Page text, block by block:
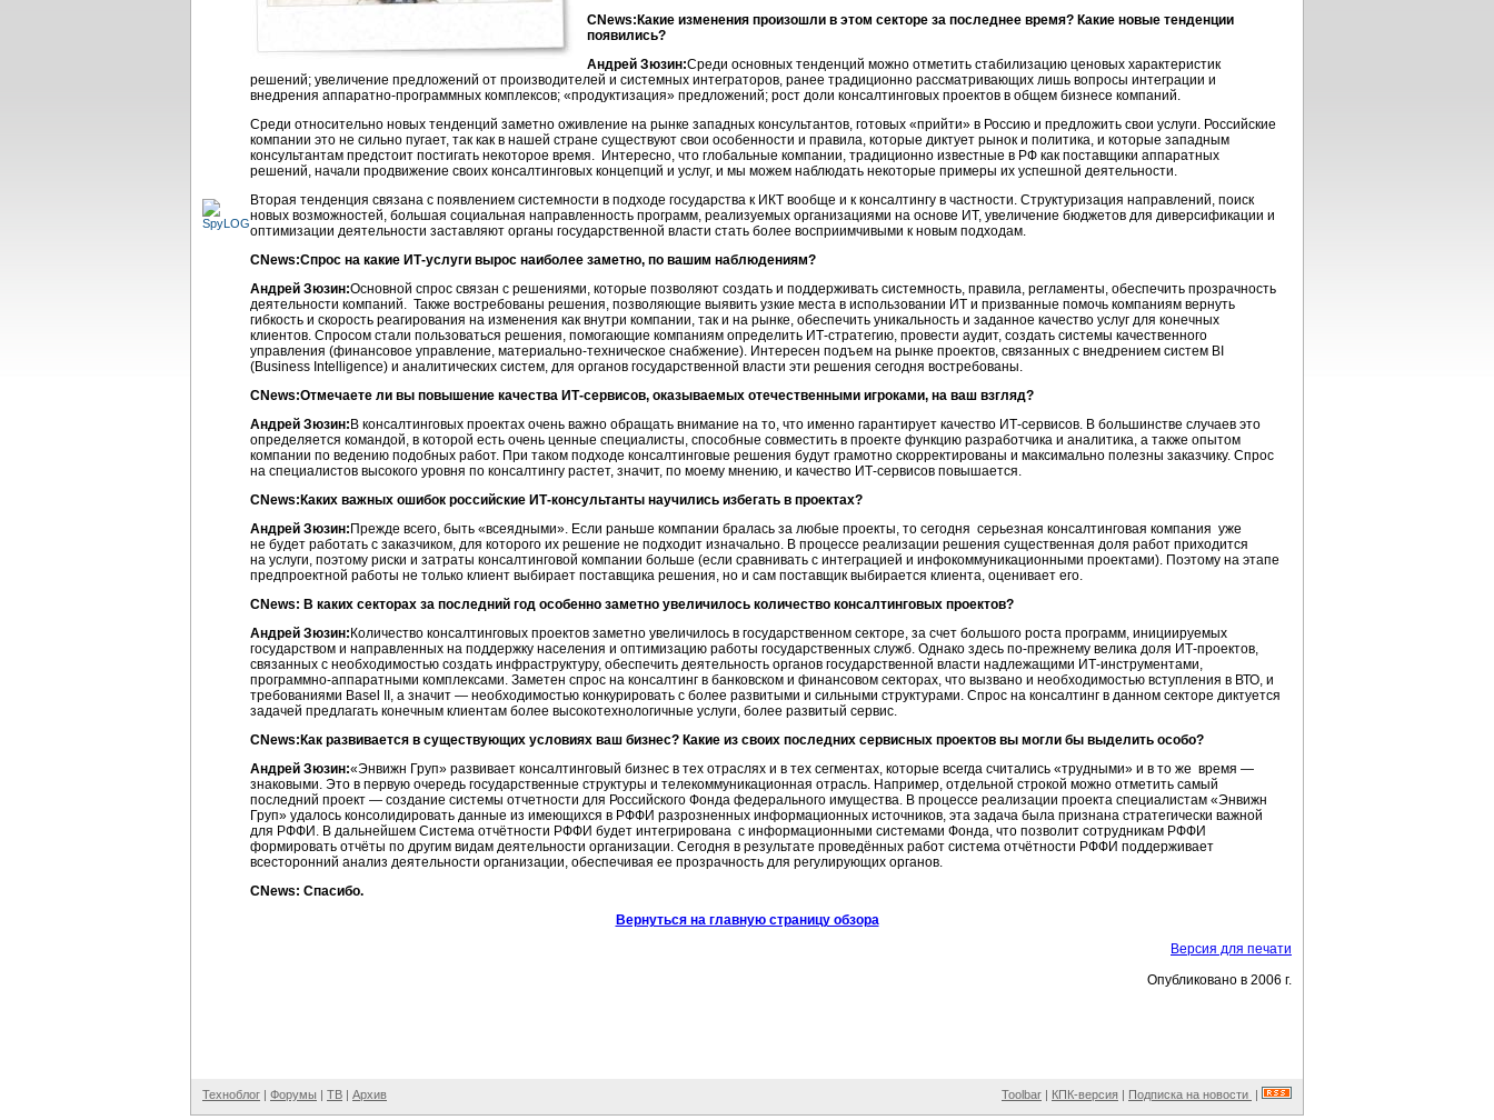
CNews:Какие изменения произошли в этом секторе за последнее время? Какие новые тенденции
появились?
Андрей Зюзин:Среди основных тенденций можно отметить стабилизацию ценовых характеристик
решений; увеличение предложений от производителей и системных интеграторов, ранее традиционно рассматривающих лишь вопросы интеграции и
внедрения аппаратно-программных комплексов; «продуктизация» предложений; рост доли консалтинговых проектов в общем бизнесе компаний.
Среди относительно новых тенденций заметно оживление на рынке западных консультантов, готовых «прийти» в Россию и предложить свои услуги. Российские
компании это не сильно пугает, так как в нашей стране существуют свои особенности и правила, которые диктует рынок и политика, и которые западным
консультантам предстоит постигать некоторое время. Интересно, что глобальные компании, традиционно известные в РФ как поставщики аппаратных
решений, начали продвижение своих консалтинговых концепций и услуг, и мы можем наблюдать некоторые примеры их успешной деятельности.
Вторая тенденция связана с появлением системности в подходе государства к ИКТ вообще и к консалтингу в частности. Структуризация направлений, поиск
новых возможностей, большая социальная направленность программ, реализуемых организациями на основе ИТ, увеличение бюджетов для диверсификации и
оптимизации деятельности заставляют органы государственной власти стать более восприимчивыми к новым подходам.
CNews:Спрос на какие ИТ-услуги вырос наиболее заметно, по вашим наблюдениям?
Андрей Зюзин:Основной спрос связан с решениями, которые позволяют создать и поддерживать системность, правила, регламенты, обеспечить прозрачность
деятельности компаний. Также востребованы решения, позволяющие выявить узкие места в использовании ИТ и призванные помочь компаниям вернуть
гибкость и скорость реагирования на изменения как внутри компании, так и на рынке, обеспечить уникальность и заданное качество услуг для конечных
клиентов. Спросом стали пользоваться решения, помогающие компаниям определить ИТ-стратегию, провести аудит, создать системы качественного
управления (финансовое управление, материально-техническое снабжение). Интересен подъем на рынке проектов, связанных с внедрением систем BI
(Business Intelligence) и аналитических систем, для органов государственной власти эти решения сегодня востребованы.
CNews:Отмечаете ли вы повышение качества ИТ-сервисов, оказываемых отечественными игроками, на ваш взгляд?
Андрей Зюзин: В консалтинговых проектах очень важно обращать внимание на то, что именно гарантирует качество ИТ-сервисов. В большинстве случаев это
определяется командой, в которой есть очень ценные специалисты, способные совместить в проекте функцию разработчика и аналитика, а также опытом
компании по ведению подобных работ. При таком подходе консалтинговые решения будут грамотно скорректированы и максимально полезны заказчику. Спрос
на специалистов высокого уровня по консалтингу растет, значит, по моему мнению, и качество ИТ-сервисов повышается.
CNews:Каких важных ошибок российские ИТ-консультанты научились избегать в проектах?
Андрей Зюзин: Прежде всего, быть «всеядными». Если раньше компании бралась за любые проекты, то сегодня серьезная консалтинговая компания уже
не будет работать с заказчиком, для которого их решение не подходит изначально. В процессе реализации решения существенная доля работ приходится
на услуги, поэтому риски и затраты консалтинговой компании больше (если сравнивать с интеграцией и инфокоммуникационными проектами). Поэтому на этапе
предпроектной работы не только клиент выбирает поставщика решения, но и сам поставщик выбирается клиента, оценивает его.
CNews: В каких секторах за последний год особенно заметно увеличилось количество консалтинговых проектов?
Андрей Зюзин: Количество консалтинговых проектов заметно увеличилось в государственном секторе, за счет большого роста программ, инициируемых
государством и направленных на поддержку населения и оптимизацию работы государственных служб. Однако здесь по-прежнему велика доля ИТ-проектов,
связанных с необходимостью создать инфраструктуру, обеспечить деятельность органов государственной власти надлежащими ИТ-инструментами,
программно-аппаратными комплексами. Заметен спрос на консалтинг в банковском и финансовом секторах, что вызвано и необходимостью вступления в ВТО, и
требованиями Basel II, а значит — необходимостью конкурировать с более развитыми и сильными структурами. Спрос на консалтинг в данном секторе диктуется
задачей предлагать конечным клиентам более высокотехнологичные услуги, более развитый сервис.
CNews:Как развивается в существующих условиях ваш бизнес? Какие из своих последних сервисных проектов вы могли бы выделить особо?
Андрей Зюзин:«Энвижн Груп» развивает консалтинговый бизнес в тех отраслях и в тех сегментах, которые всегда считались «трудными» и в то же время —
знаковыми. Это в первую очередь государственные структуры и телекоммуникационная отрасль. Например, отдельной строкой можно отметить самый
последний проект — создание системы отчетности для Российского Фонда федерального имущества. В процессе реализации проекта специалистам «Энвижн
Груп» удалось консолидировать данные из имеющихся в РФФИ разрозненных информационных источников, эта задача была признана стратегически важной
для РФФИ. В дальнейшем Система отчётности РФФИ будет интегрирована с информационными системами Фонда, что позволит сотрудникам РФФИ
формировать отчёты по другим видам деятельности организации. Сегодня в результате проведённых работ система отчётности РФФИ поддерживает
всесторонний анализ деятельности организации, обеспечивая ее прозрачность для регулирующих органов.
CNews: Спасибо.
Вернуться на главную страницу обзора
Версия для печати
Опубликовано в 2006 г.
Техноблог | Форумы | ТВ | Архив Toolbar | КПК-версия | Подписка на новости |